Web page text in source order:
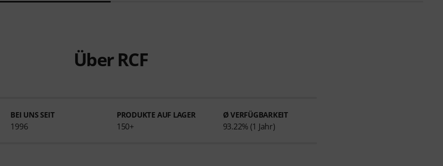
Über RCF
BEI UNS SEIT
1996
PRODUKTE AUF LAGER
150+
Ø VERFÜGBARKEIT
93.22% (1 Jahr)